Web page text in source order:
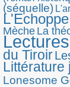
(séquelle)
Mèche La
Lectures
du Tiroir
Littérature
Lonesome